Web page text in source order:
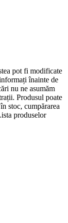
pot fi modificate
înainte de
nu ne asumăm
Produsul poate
stoc, cumpărarea
produselor